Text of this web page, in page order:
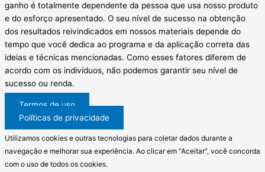
ganho é totalmente dependente da pessoa que usa nosso produto
e do esforço apresentado. O seu nível de sucesso na obtenção
dos resultados reivindicados em nossos materiais depende do
tempo que você dedica ao programa e da aplicação correta das
ideias e técnicas mencionadas. Como esses fatores diferem de
acordo com os indivíduos, não podemos garantir seu nível de
sucesso ou renda.
Termos de uso
Políticas de privacidade
Utilizamos cookies e outras tecnologias para coletar dados durante a
navegação e melhorar sua experiência. Ao clicar em “Aceitar”, você concorda
com o uso de todos os cookies.